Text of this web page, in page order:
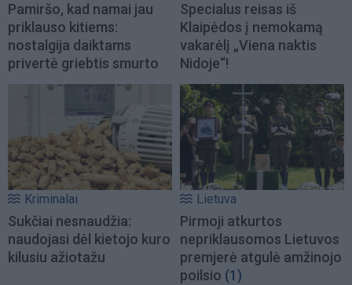
Pamiršo, kad namai jau
priklauso kitiems:
nostalgija daiktams
privertė griebtis smurto
Specialus reisas iš
Klaipėdos į nemokamą
vakarėlį „Viena naktis
Nidoje“!
Kriminalai
Sukčiai nesnaudžia:
naudojasi dėl kietojo kuro
kilusiu ažiotažu
Lietuva
Pirmoji atkurtos
nepriklausomos Lietuvos
premjerė atgulė amžinojo
poilsio (1)